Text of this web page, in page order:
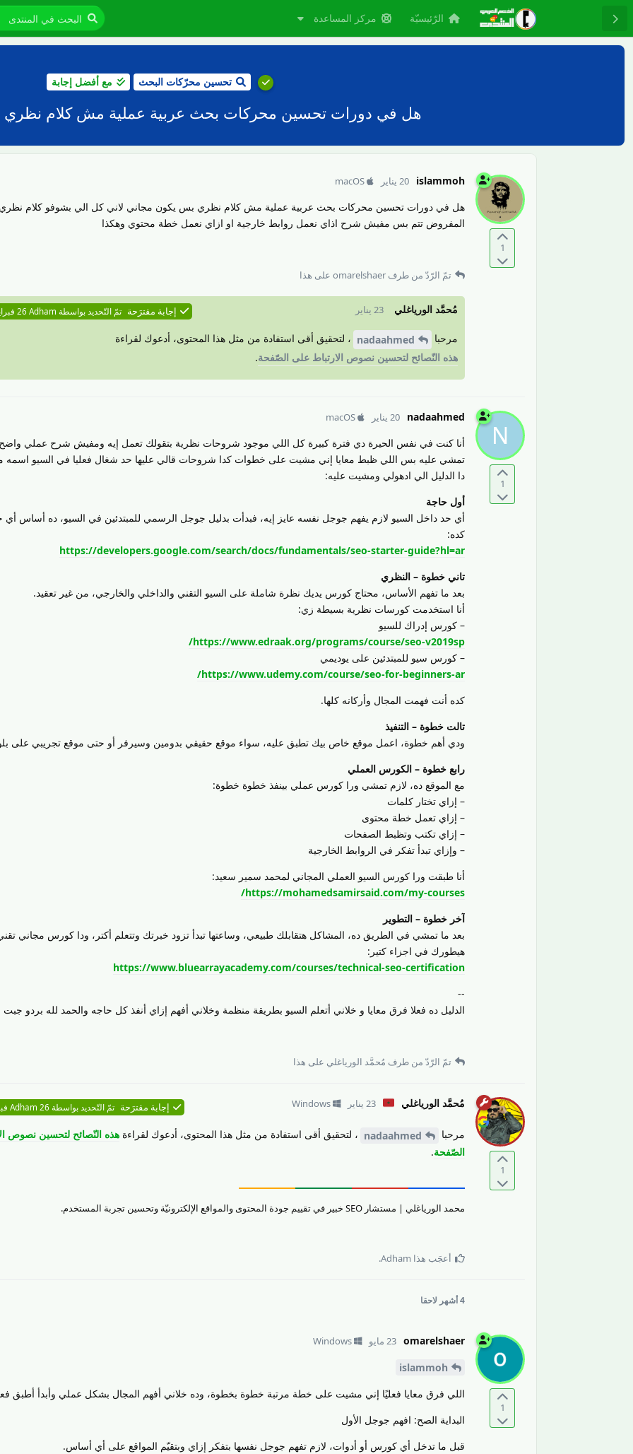
الرّئيسيّة مركز المساعدة
تحسين محرّكات البحث مع أفضل إجابة
هل في دورات تحسين محركات بحث عربية عملية مش كلام
1
islammoh 20 يناير macOS
هل في دورات تحسين محركات بحث عربية عملية مش كلام نظري بس يكون مجاني لاني كل الي بشوفو كلام نظري
المفروض تتم بس مفيش شرح اذاي نعمل روابط خارجية او ازاي نعمل خطة محتوي وهكذا
تمّ الرّدّ من طرف omarelshaer على هذا
مُحمَّد الورياغلي 23 يناير إجابة مقترَحة تمّ التّحديد بواسطة Adham 26 فبراير
مرحبا nadaahmed ، لتحقيق أقى استفادة من مثل هذا المحتوى، أدعوك لقراءة
هذه النّصائح لتحسين نصوص الارتباط على الصّفحة.
1
N
nadaahmed 20 يناير macOS
أنا كنت في نفس الحيرة دي فترة كبيرة كل اللي موجود شروحات نظرية بتقولك تعمل إيه ومفيش شرح عملي
تمشي عليه بس اللي ظبط معايا إني مشيت على خطوات كدا شروحات قالي عليها حد شغال فعليا في السيو اسمه
دا الدليل الي ادهولي ومشيت عليه:
أول حاجة
أي حد داخل السيو لازم يفهم جوجل نفسه عايز إيه، فبدأت بدليل جوجل الرسمي للمبتدئين في السيو، ده أساس أي
كده:
https://developers.google.com/search/docs/fundamentals/seo-starter-guide?hl=ar
تاني خطوة – النظري
بعد ما تفهم الأساس، محتاج كورس يديك نظرة شاملة على السيو التقني والداخلي والخارجي، من غير تعقيد.
أنا استخدمت كورسات نظرية بسيطة زي:
– كورس إدراك للسيو
https://www.edraak.org/programs/course/seo-v2019sp/
– كورس سيو للمبتدئين على يوديمي
https://www.udemy.com/course/seo-for-beginners-ar/
كده أنت فهمت المجال وأركانه كلها.
تالت خطوة – التنفيذ
ودي أهم خطوة، اعمل موقع خاص بيك تطبق عليه، سواء موقع حقيقي بدومين وسيرفر أو حتى موقع تجريبي على
رابع خطوة – الكورس العملي
مع الموقع ده، لازم تمشي ورا كورس عملي بينفذ خطوة خطوة:
– إزاي تختار كلمات
– إزاي تعمل خطة محتوى
– إزاي تكتب وتظبط الصفحات
– وإزاي تبدأ تفكر في الروابط الخارجية
أنا طبقت ورا كورس السيو العملي المجاني لمحمد سمير سعيد:
https://mohamedsamirsaid.com/my-courses/
آخر خطوة – التطوير
بعد ما تمشي في الطريق ده، المشاكل هتقابلك طبيعي، وساعتها تبدأ تزود خبرتك وتتعلم أكتر، ودا كورس مجاني
هيطورك في اجزاء كتير:
https://www.bluearrayacademy.com/courses/technical-seo-certification
--
الدليل ده فعلا فرق معايا و خلاني أتعلم السيو بطريقة منظمة وخلاني أفهم إزاي أنفذ كل حاجه والحمد لله بردو جبت
تمّ الرّدّ من طرف مُحمَّد الورياغلي على هذا
1
مُحمَّد الورياغلي 23 يناير Windows إجابة مقترَحة تمّ التّحديد بواسطة Adham 26 فبراير
مرحبا nadaahmed ، لتحقيق أقى استفادة من مثل هذا المحتوى، أدعوك لقراءة هذه النّصائح لتحسين نصوص
الصّفحة.
محمد الورياغلي | مستشار SEO خبير في تقييم جودة المحتوى والمواقع الإلكترونيّة وتحسين تجربة المستخدم.
أعجَب هذا Adham
.
4 أشهر لاحقا
1
omarelshaer 23 مايو Windows
islammoh
اللي فرق معايا فعليًا إني مشيت على خطة مرتبة خطوة بخطوة، وده خلاني أفهم المجال بشكل عملي وأبدأ أطبق
البداية الصح: افهم جوجل الأول
قبل ما تدخل أي كورس أو أدوات، لازم تفهم جوجل نفسها بتفكر إزاي وبتقيّم المواقع على أي أساس.